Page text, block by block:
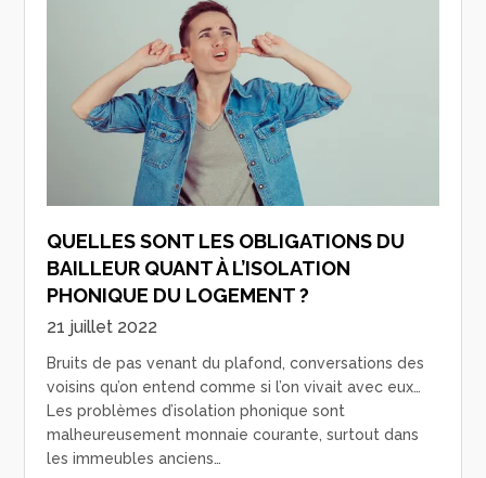
QUELLES SONT LES OBLIGATIONS DU
BAILLEUR QUANT À L’ISOLATION
PHONIQUE DU LOGEMENT ?
21 juillet 2022
Bruits de pas venant du plafond, conversations des
voisins qu’on entend comme si l’on vivait avec eux…
Les problèmes d’isolation phonique sont
malheureusement monnaie courante, surtout dans
les immeubles anciens…